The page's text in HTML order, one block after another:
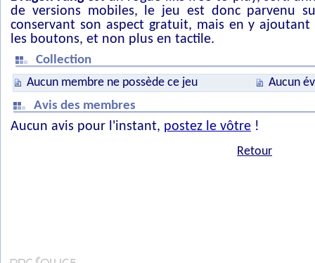
de versions mobiles, le jeu est donc parvenu
conservant son aspect gratuit, mais en y
les boutons, et non plus en tactile.
Collection
Aucun membre ne possède ce jeu
Aucun
Avis des membres
Aucun avis pour l'instant, postez le vôtre !
Retour